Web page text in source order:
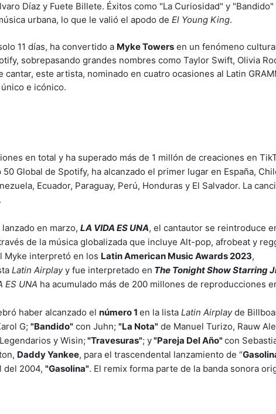
Díaz y Fuete Billete. Éxitos como "La Curiosidad" y "Bandido"
urbana, lo que le valió el apodo de El Young King.
11 días, ha convertido a Myke Towers en un fenómeno
sobrepasando grandes nombres como Taylor Swift, Olivia
este artista, nominado en cuatro ocasiones al Latin
e icónico.
en total y ha superado más de 1 millón de creaciones en
Global de Spotify, ha alcanzado el primer lugar en España,
Ecuador, Paraguay, Perú, Honduras y El Salvador. La
en marzo, LA VIDA ES UNA, el cantautor se reintroduce
de la música globalizada que incluye Alt-pop, afrobeat y
Myke interpretó en los Latin American Music Awards 2023,
Latin Airplayy fue interpretado en The Tonight Show Starring
ES UNA ha acumulado más de 200 millones de reproducciones
haber alcanzado el número 1 en la lista Latin Airplayde
G; "Bandido" con Juhn; "La Nota" de Manuel Turizo, Rauw
y Wisin; "Travesuras"; y"Pareja Del Año"con
Daddy Yankee, para el trascendental lanzamiento de “
del 2004, "Gasolina". El remix forma parte de la banda sonora